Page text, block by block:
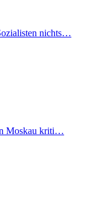
nichts…
Moskau kriti…